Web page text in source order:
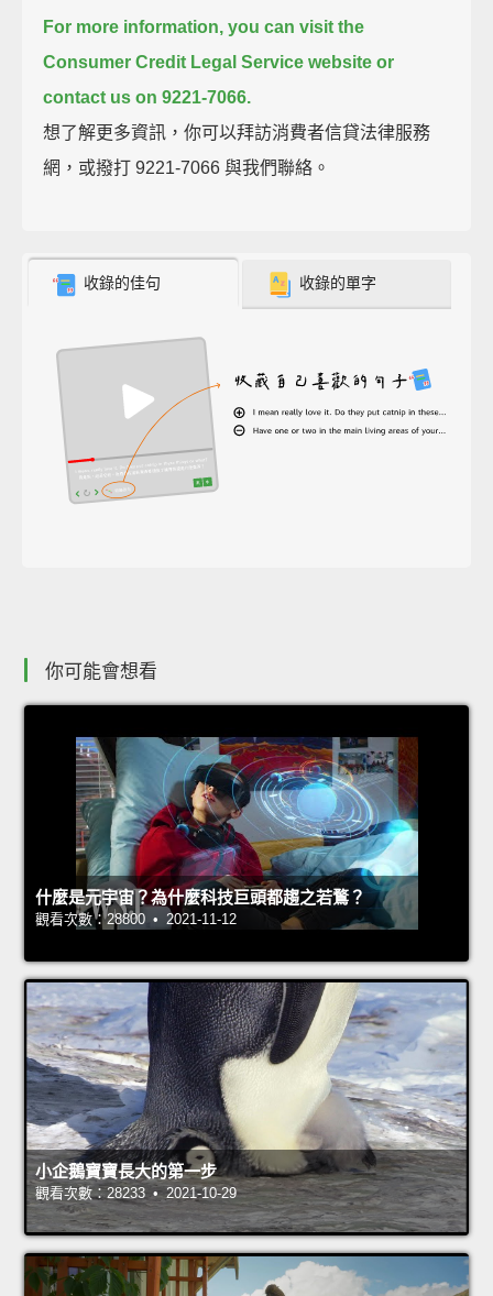
For more information, you can visit the
Consumer Credit Legal Service website or
contact us on 9221-7066.
想了解更多資訊，你可以拜訪消費者信貸法律服務
網，或撥打 9221-7066 與我們聯絡。
收錄的佳句 收錄的單字
你可能會想看
什麼是元宇宙？為什麼科技巨頭都趨之若鶩？
觀看次數：28800 • 2021-11-12
小企鵝寶寶長大的第一步
觀看次數：28233 • 2021-10-29